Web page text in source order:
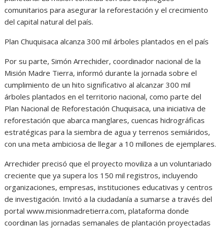
comunitarios para asegurar la reforestación y el crecimiento
del capital natural del país.
Plan Chuquisaca alcanza 300 mil árboles plantados en el país
Por su parte, Simón Arrechider, coordinador nacional de la
Misión Madre Tierra, informó durante la jornada sobre el
cumplimiento de un hito significativo al alcanzar 300 mil
árboles plantados en el territorio nacional, como parte del
Plan Nacional de Reforestación Chuquisaca, una iniciativa de
reforestación que abarca manglares, cuencas hidrográficas
estratégicas para la siembra de agua y terrenos semiáridos,
con una meta ambiciosa de llegar a 10 millones de ejemplares.
Arrechider precisó que el proyecto moviliza a un voluntariado
creciente que ya supera los 150 mil registros, incluyendo
organizaciones, empresas, instituciones educativas y centros
de investigación. Invitó a la ciudadanía a sumarse a través del
portal www.misionmadretierra.com, plataforma donde
coordinan las jornadas semanales de plantación proyectadas